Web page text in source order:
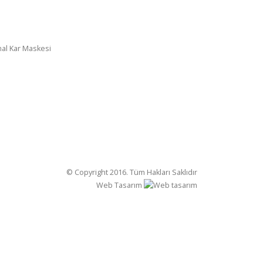
Kar Maskesi
© Copyright 2016. Tüm Hakları Saklıdır
Web Tasarım